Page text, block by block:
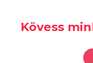
Kövess